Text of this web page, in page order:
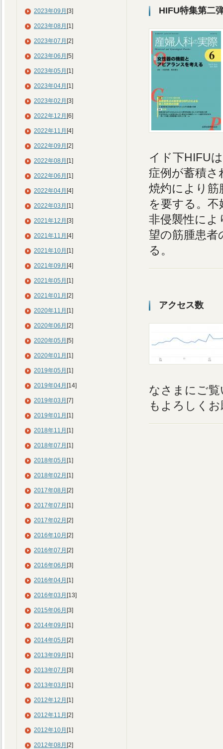
2023年09月 [3]
2023年08月 [1]
2023年07月 [2]
2023年06月 [5]
2023年05月 [1]
2023年04月 [1]
2023年02月 [3]
2022年12月 [6]
2022年11月 [4]
2022年09月 [2]
2022年08月 [1]
2022年06月 [1]
2022年04月 [4]
2022年03月 [1]
2021年12月 [3]
2021年11月 [4]
2021年10月 [1]
2021年09月 [4]
2021年05月 [1]
2021年01月 [2]
2020年11月 [1]
2020年06月 [2]
2020年05月 [5]
2020年01月 [1]
2019年05月 [1]
2019年04月 [14]
2019年03月 [7]
2019年01月 [1]
2018年11月 [1]
2018年07月 [1]
2018年05月 [1]
2018年02月 [1]
2017年08月 [2]
2017年07月 [1]
2017年02月 [2]
2016年10月 [2]
2016年07月 [2]
2016年06月 [3]
2016年04月 [1]
2016年03月 [13]
2015年06月 [3]
2014年09月 [1]
2014年05月 [2]
2013年09月 [1]
2013年07月 [3]
2013年03月 [1]
2012年12月 [1]
2012年11月 [2]
2012年10月 [1]
2012年08月 [2]
HIFU特集第二
イド下HIFU
症例が蓄積さ
焼灼により筋
を要する。
非侵襲性によ
望の筋腫患者
る。
アクセス数
なさまにご
もよろしく